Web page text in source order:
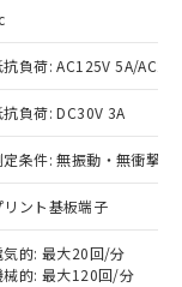
抗負荷: AC125V 5A/
抗負荷: DC30V 3A
定条件: 無振動・無衝撃
リント基板端子
気的: 最大20回/分
械的: 最大120回/分
質）の
商品で